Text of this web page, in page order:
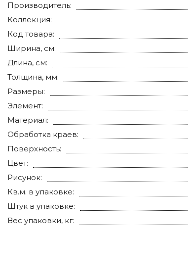
Производитель:
Коллекция:
Код товара:
Ширина, см:
Длина, см:
Толщина, мм:
Размеры:
Элемент:
Материал:
Обработка краев:
Поверхность:
Цвет:
Рисунок:
Кв.м. в упаковке:
Штук в упаковке:
Вес упаковки, кг: